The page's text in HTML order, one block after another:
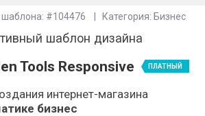
шаблона: #104476 | Категория: Бизнес
шаблон дизайна
Tools Responsive ПЛАТНЫЙ
интернет-магазина
бизнес